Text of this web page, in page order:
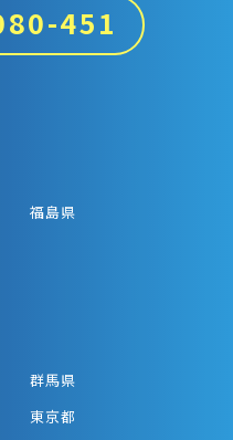
451
福島県
群馬県
東京都